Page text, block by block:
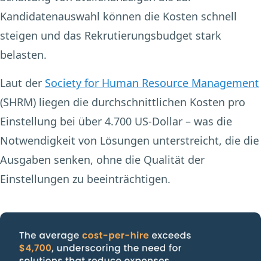
Kandidatenauswahl können die Kosten schnell
steigen und das Rekrutierungsbudget stark
belasten.
Laut der Society for Human Resource Management
(SHRM) liegen die durchschnittlichen Kosten pro
Einstellung bei über 4.700 US-Dollar – was die
Notwendigkeit von Lösungen unterstreicht, die die
Ausgaben senken, ohne die Qualität der
Einstellungen zu beeinträchtigen.